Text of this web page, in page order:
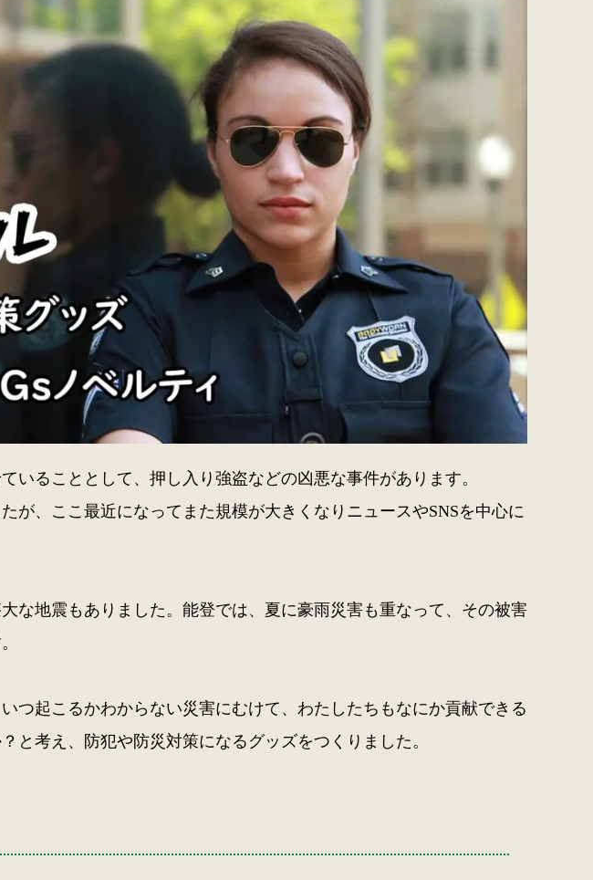
いることとして、押し入り強盗などの凶悪な事件があります。
が、ここ最近になってまた規模が大きくなりニュースやSNSを中心に
な地震もありました。能登では、夏に豪雨災害も重なって、その被害
つ起こるかわからない災害にむけて、わたしたちもなにか貢献できる
と考え、防犯や防災対策になるグッズをつくりました。